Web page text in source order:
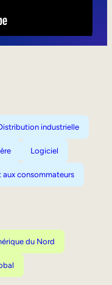
industrielle
Logiciel
aux consommateurs
du Nord